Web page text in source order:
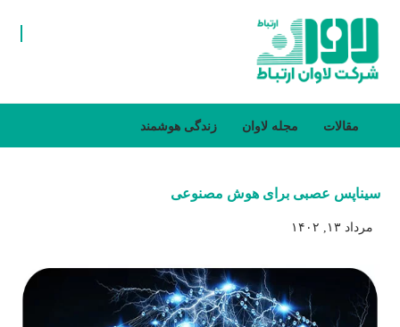
مقالات مجله لاوان زندگی هوشمند
سیناپس عصبی برای هوش مصنوعی
مرداد ۱۳, ۱۴۰۲